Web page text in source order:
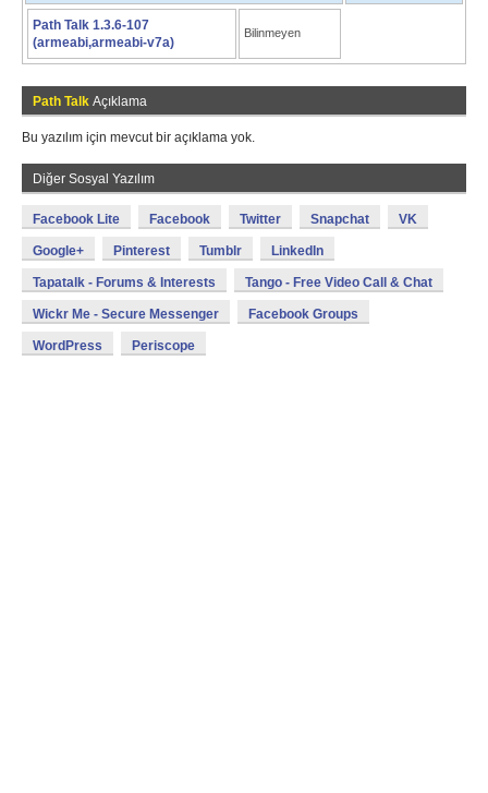
Path Talk 1.3.6-107
(armeabi,armeabi-v7a)
Bilinmeyen
Path Talk Açıklama
Bu yazılım için mevcut bir açıklama yok.
Diğer Sosyal Yazılım
Facebook Lite Facebook Twitter Snapchat VK
Google+ Pinterest Tumblr LinkedIn
Tapatalk - Forums & Interests Tango - Free Video Call & Chat
Wickr Me - Secure Messenger Facebook Groups
WordPress Periscope